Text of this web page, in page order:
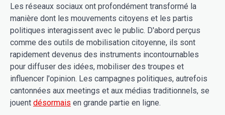
Les réseaux sociaux ont profondément transformé la
manière dont les mouvements citoyens et les partis
politiques interagissent avec le public. D'abord perçus
comme des outils de mobilisation citoyenne, ils sont
rapidement devenus des instruments incontournables
pour diffuser des idées, mobiliser des troupes et
influencer l'opinion. Les campagnes politiques, autrefois
cantonnées aux meetings et aux médias traditionnels, se
jouent désormais en grande partie en ligne.